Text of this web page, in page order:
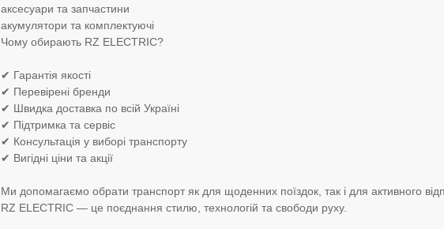
аксесуари та запчастини
акумулятори та комплектуючі
Чому обирають RZ ELECTRIC?
✔ Гарантія якості
✔ Перевірені бренди
✔ Швидка доставка по всій Україні
✔ Підтримка та сервіс
✔ Консультація у виборі транспорту
✔ Вигідні ціни та акції
Ми допомагаємо обрати транспорт як для щоденних поїздок, так і для активного
RZ ELECTRIC — це поєднання стилю, технологій та свободи руху.